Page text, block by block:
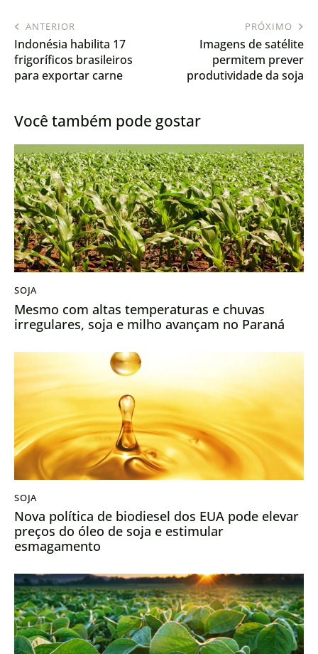
ANTERIOR
Indonésia habilita 17
frigoríficos brasileiros
para exportar carne
PRÓXIMO
Imagens de satélite
permitem prever
produtividade da soja
Você também pode gostar
SOJA
Mesmo com altas temperaturas e chuvas
irregulares, soja e milho avançam no Paraná
SOJA
Nova política de biodiesel dos EUA pode elevar
preços do óleo de soja e estimular
esmagamento